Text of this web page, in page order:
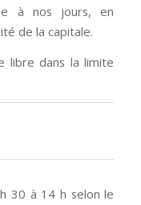
à nos jours, en
de la capitale.
libre dans la limite
30 à 14 h selon le